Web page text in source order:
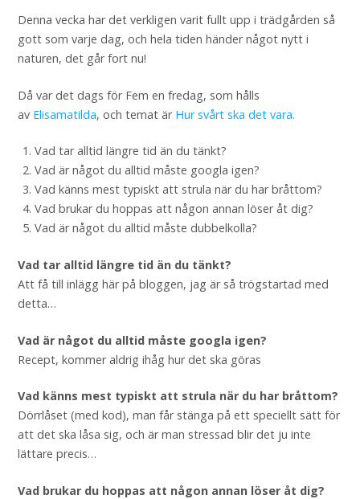
Denna vecka har det verkligen varit fullt upp i trädgården så
gott som varje dag, och hela tiden händer något nytt i
naturen, det går fort nu!
Då var det dags för Fem en fredag, som hålls
av Elisamatilda, och temat är Hur svårt ska det vara.
Vad tar alltid längre tid än du tänkt?
Vad är något du alltid måste googla igen?
Vad känns mest typiskt att strula när du har bråttom?
Vad brukar du hoppas att någon annan löser åt dig?
Vad är något du alltid måste dubbelkolla?
Vad tar alltid längre tid än du tänkt?
Att få till inlägg här på bloggen, jag är så trögstartad med
detta…
Vad är något du alltid måste googla igen?
Recept, kommer aldrig ihåg hur det ska göras
Vad känns mest typiskt att strula när du har bråttom?
Dörrlåset (med kod), man får stänga på ett speciellt sätt för
att det ska låsa sig, och är man stressad blir det ju inte
lättare precis…
Vad brukar du hoppas att någon annan löser åt dig?